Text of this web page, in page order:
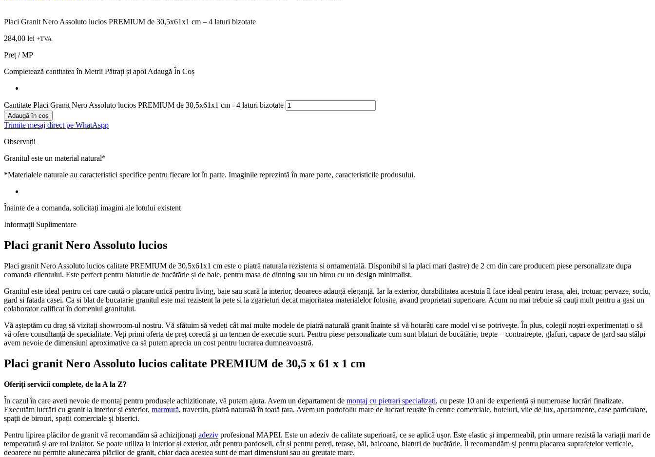
Placi Granit Nero Assoluto lucios PREMIUM de 30,5x61x1 cm – 4 laturi bizotate
284,00 lei +TVA
Preț / MP
Completează cantitatea în Metrii Pătrați și apoi Adaugă În Coș
Cantitate Placi Granit Nero Assoluto lucios PREMIUM de 30,5x61x1 cm - 4 laturi bizotate
Adaugă în coș
Trimite mesaj direct pe WhatAspp
Observații
Granitul este un material natural*
*Materialele naturale au caracteristici specifice pentru fiecare lot în parte. Imaginile reprezintă în mare parte, caracteristicile produsului.
Înainte de a comanda, solicitați imagini ale lotului existent
Informații Suplimentare
Placi granit Nero Assoluto lucios
Placi granit Nero Assoluto lucios calitate PREMIUM de 30,5x61x1 cm este o piatră naturala rezistenta si ornamentală. Disponibil si la placi mari (lastre) de 2 cm din care producem piese personalizate dupa
comanda clientului. Este perfect pentru blaturile de bucătărie și de baie, pentru masa de dinning sau un birou cu un design minimalist.
Granitul este ideal pentru cei care caută o placare unică pentru living, baie sau scară la interior, deoarece adaugă eleganță. Iar la exterior, durabilitatea acestuia îl face ideal pentru terasa, alei, trotuar, pervaze, soclu,
gard si fatada casei. Ca si blat de bucatarie granitul este mai rezistent la pete si la zgarieturi decat majoritatea materialelor folosite, avand proprietati superioare. Acum nu mai trebuie să cauți mult pentru a gasi un
colaborator calificat în domeniul granitului.
Vă așteptăm cu drag să vizitați showroom-ul nostru. Vă sfătuim să vedeți cât mai multe modele de piatră naturală granit înainte să vă hotarâți care model vi se potrivește. În plus, colegii noștri experimentați o să
vă ofere consultanță de specialitate. Veți primi oferta de preț corectă și un termen de executie scurt. Pentru piese personalizate cum sunt blaturi de bucătărie, trepte – contratrepte, glafuri, capace de gard sau stâlpi
avem nevoie de dimensiuni aproximative ca să putem aprecia un cost pentru lucrarea dumneavoastră.
Placi granit Nero Assoluto lucios calitate PREMIUM de 30,5 x 61 x 1 cm
Oferiți servicii complete, de la A la Z?
În cazul în care aveti nevoie de montaj pentru produsele achizitionate, vă putem ajuta. Avem un departament de montaj cu pietrari specializați, cu peste 10 ani de experiență și numeroase lucrări finalizate.
Executăm lucrări cu granit la interior și exterior, marmură, travertin, piatră naturală în toată țara. Avem un portofoliu mare de lucrari reusite în centre comerciale, hoteluri, vile de lux, apartamente, case particulare,
spații de birouri, spații comerciale și biserici.
Pentru lipirea plăcilor de granit vă recomandăm să achiziționați adeziv profesional MAPEI. Este un adeziv de calitate superioară, ce se aplică ușor. Este elastic și impermeabil, prin urmare rezistă la variații mari de
temperatură și are rol izolator. Se poate utiliza la interior și exterior, atât pentru pardoseli, cât și pentru pereți, terase, băi, balcoane, blaturi de bucătărie. Îl recomandăm și pentru placarea suprafețelor verticale,
deoarece nu permite alunecarea plăcilor de granit, chiar daca acestea sunt de mari dimensiuni sau au greutate mare.